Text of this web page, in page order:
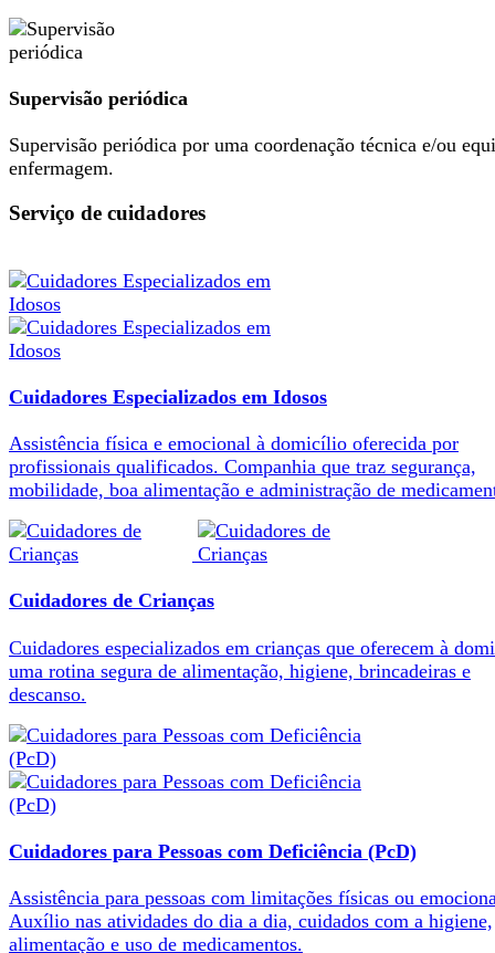
Supervisão periódica
Supervisão periódica por uma coordenação técnica e/ou
enfermagem.
Serviço de cuidadores
Cuidadores Especializados em Idosos
Assistência física e emocional à domicílio oferecida por
profissionais qualificados. Companhia que traz segurança,
mobilidade, boa alimentação e administração de
Cuidadores de Crianças
Cuidadores especializados em crianças que oferecem à
uma rotina segura de alimentação, higiene, brincadeiras e
descanso.
Cuidadores para Pessoas com Deficiência (PcD)
Assistência para pessoas com limitações físicas ou
Auxílio nas atividades do dia a dia, cuidados com a higiene,
alimentação e uso de medicamentos.